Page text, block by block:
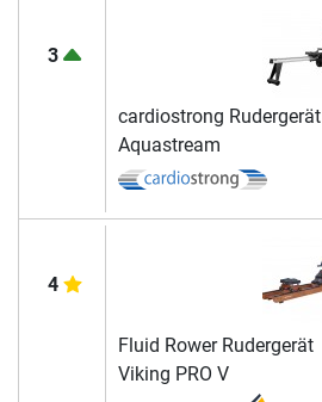
3
cardiostrong Rudergerät
Aquastream
4
Fluid Rower Rudergerät
Viking PRO V